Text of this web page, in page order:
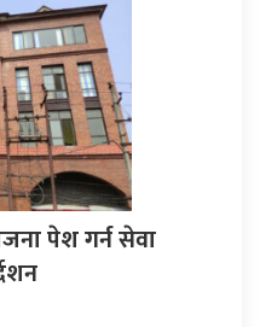
पेश गर्न सेवा